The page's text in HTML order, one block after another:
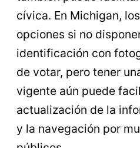
cívica. En Michigan,
opciones si no
identificación con
de votar, pero tener
vigente aún puede
actualización de la
y la navegación por